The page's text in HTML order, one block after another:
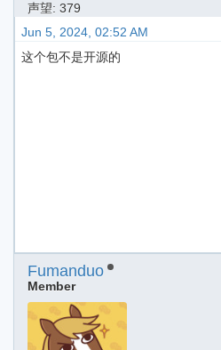
声望: 379
Jun 5, 2024, 02:52 AM
这个包不是开源的
Fumanduo
Member